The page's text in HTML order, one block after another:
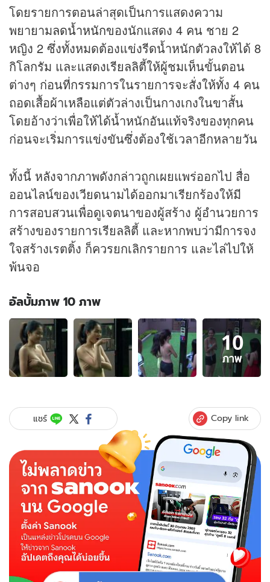
โดยรายการตอนล่าสุดเป็นการแสดงความ
พยายามลดน้ำหนักของนักแสดง 4 คน ชาย 2
หญิง 2 ซึ่งทั้งหมดต้องแข่งรีดน้ำหนักตัวลงให้ได้ 8
กิโลกรัม และแสดงเรียลลิตี้ให้ผู้ชมเห็นขั้นตอน
ต่างๆ ก่อนที่กรรมการในรายการจะสั่งให้ทั้ง 4 คน
ถอดเสื้อผ้าเหลือแต่ตัวล่างเป็นกางเกงในขาสั้น
โดยอ้างว่าเพื่อให้ได้น้ำหนักอันแท้จริงของทุกคน
ก่อนจะเริ่มการแข่งขันซึ่งต้องใช้เวลาอีกหลายวัน
ทั้งนี้ หลังจากภาพดังกล่าวถูกเผยแพร่ออกไป สื่อ
ออนไลน์ของเวียดนามได้ออกมาเรียกร้องให้มี
การสอบสวนเพื่อดูเจตนาของผู้สร้าง ผู้อำนวยการ
สร้างของรายการเรียลลิตี้ และหากพบว่ามีการจง
ใจสร้างเรตติ้ง ก็ควรยกเลิกรายการ และไล่ไปให้
พ้นจอ
อัลบั้มภาพ 10 ภาพ
อัลบั้ม
ภาพ
10
ภาพ
ของ
ฉาว
ปล่อย
สาว
เปลือย
10
ภาพ
แชร์ Copy link